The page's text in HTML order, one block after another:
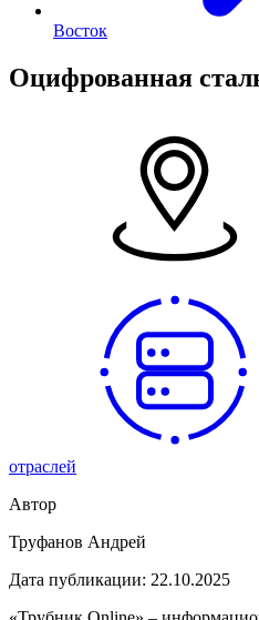
Восток
Оцифрованная
отраслей
Автор
Труфанов Андрей
Дата публикации: 22.10.2025